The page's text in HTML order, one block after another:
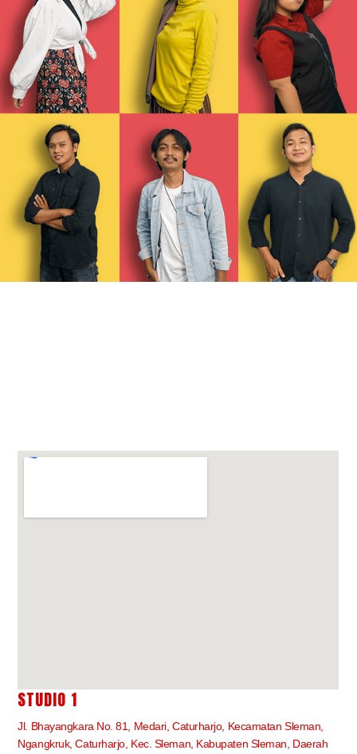
STUDIO 1
Jl. Bhayangkara No. 81, Medari, Caturharjo, Kecamatan Sleman,
Ngangkruk, Caturharjo, Kec. Sleman, Kabupaten Sleman, Daerah